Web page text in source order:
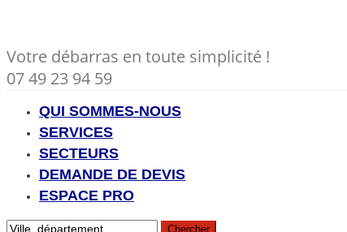
Votre débarras en toute simplicité !
07 49 23 94 59
QUI SOMMES-NOUS
SERVICES
SECTEURS
DEMANDE DE DEVIS
ESPACE PRO